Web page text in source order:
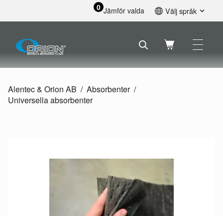
0 Jämför valda Välj språk
Svenska
Français
Nederlands
Alentec & Orion AB
Absorbenter
Universella absorbenter